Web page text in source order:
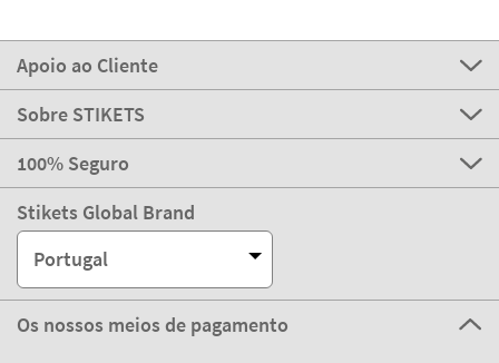
Apoio ao Cliente
Sobre STIKETS
100% Seguro
Stikets Global Brand
Portugal
Os nossos meios de pagamento